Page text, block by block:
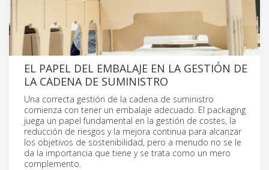
EL PAPEL DEL EMBALAJE EN LA GESTIÓN DE
LA CADENA DE SUMINISTRO
Una correcta gestión de la cadena de suministro
comienza con tener un embalaje adecuado. El packaging
juega un papel fundamental en la gestión de costes, la
reducción de riesgos y la mejora continua para alcanzar
los objetivos de sostenibilidad, pero a menudo no se le
da la importancia que tiene y se trata como un mero
complemento.